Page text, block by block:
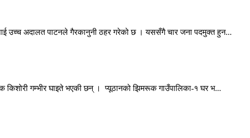
उच्च अदालत पाटनले गैरकानुनी ठहर गरेको छ । यससँगै चार जना पदमुक्त हुन...
किशोरी गम्भीर घाइते भएकी छन् । प्यूठानको झिमरूक गाउँपालिका-१ घर भ...